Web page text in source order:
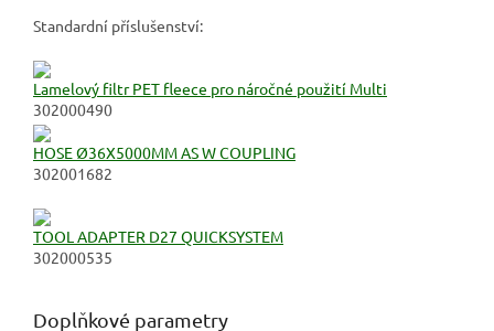
Standardní příslušenství:
Lamelový filtr PET fleece pro náročné použití Multi
302000490
HOSE Ø36X5000MM AS W COUPLING
302001682
TOOL ADAPTER D27 QUICKSYSTEM
302000535
Doplňkové parametry